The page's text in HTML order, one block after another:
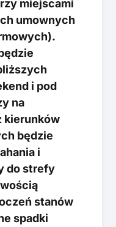
miejscami
umownych
i pod
na
kierunków
będzie
i
do strefy
stanów
spadki